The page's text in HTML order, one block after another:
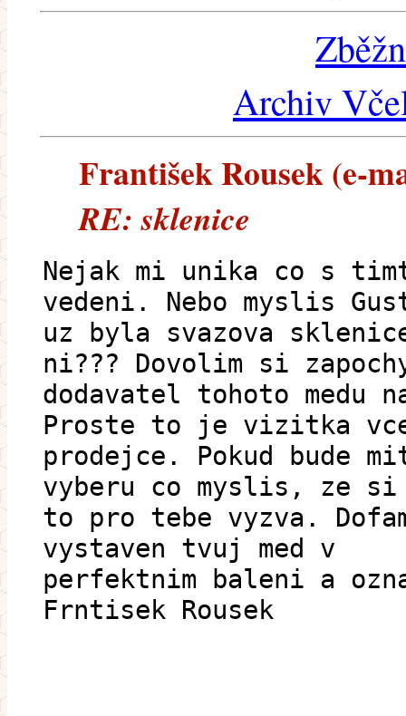
Archiv
František Rousek (e-
RE: sklenice
Nejak mi unika co s
vedeni. Nebo myslis
uz byla svazova
ni??? Dovolim si
dodavatel tohoto medu
Proste to je vizitka
prodejce. Pokud bude
vyberu co myslis, ze
to pro tebe vyzva.
vystaven tvuj med v
perfektnim baleni a
Frntisek Rousek